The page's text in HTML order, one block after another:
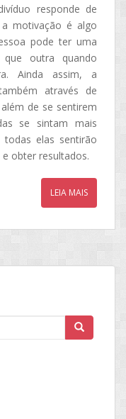
responde de
motivação é algo
pode ter uma
outra quando
Ainda assim, a
através de
de se sentirem
se sintam mais
elas sentirão
obter resultados.
LEIA MAIS